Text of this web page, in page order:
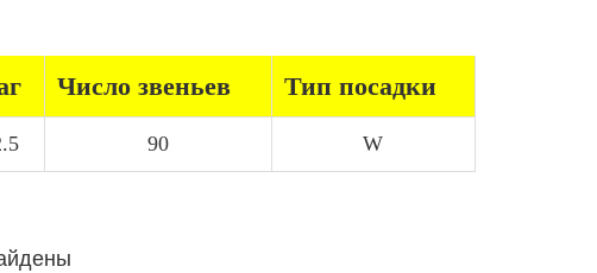
Число звеньев Тип посадки
90 W